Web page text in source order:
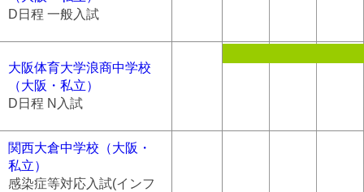
D日程 一般入試
大阪体育大学浪商中学校
（大阪・私立）
D日程 N入試
関西大倉中学校（大阪・
私立）
感染症等対応入試(インフ